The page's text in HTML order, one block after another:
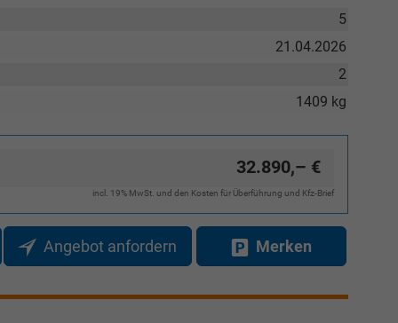
5
21.04.2026
2
1409 kg
32.890,– €
incl. 19% MwSt. und den Kosten für Überführung und Kfz-Brief
Angebot anfordern Merken